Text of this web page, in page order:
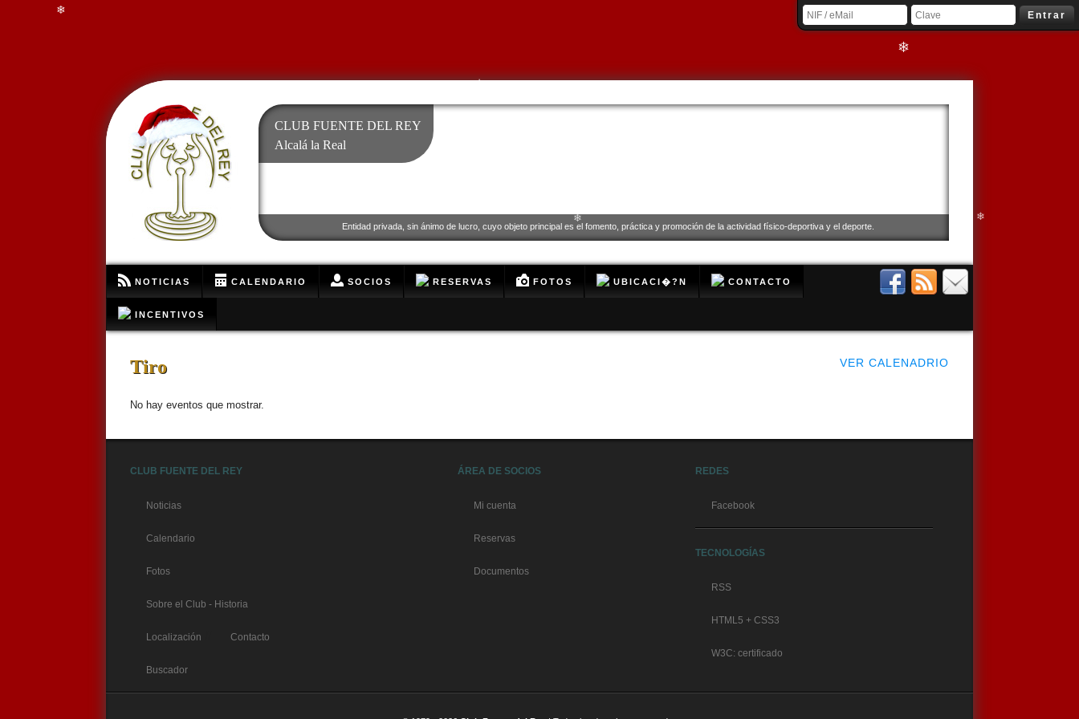
CLUB FUENTE DEL REY
Alcalá la Real
Entidad privada, sin ánimo de lucro, cuyo objeto principal es el fomento, práctica y promoción de la actividad físico-deportiva y el deporte.
Entrar
NOTICIAS CALENDARIO SOCIOS RESERVAS FOTOS UBICACI�?N CONTACTO
INCENTIVOS
VER CALENADRIO
Tiro
No hay eventos que mostrar.
CLUB FUENTE DEL REY
Noticias
Calendario
Fotos
Sobre el Club - Historia
Localización Contacto
Buscador
ÁREA DE SOCIOS
Mi cuenta
Reservas
Documentos
REDES
Facebook
TECNOLOGÍAS
RSS
HTML5 + CSS3
W3C: certificado
❄
❄